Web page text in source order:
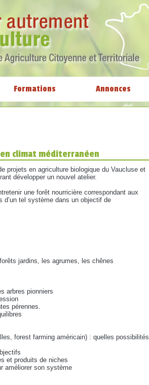
Formations Annonces
climat méditerranéen
projets en agriculture biologique du Vaucluse et
développer un nouvel atelier.
une forêt nourricière correspondant aux
tel système dans un objectif de
jardins, les agrumes, les chênes
arbres pionniers
pérennes.
forest farming américain) : quelles possibilités
et produits de niches
améliorer son système